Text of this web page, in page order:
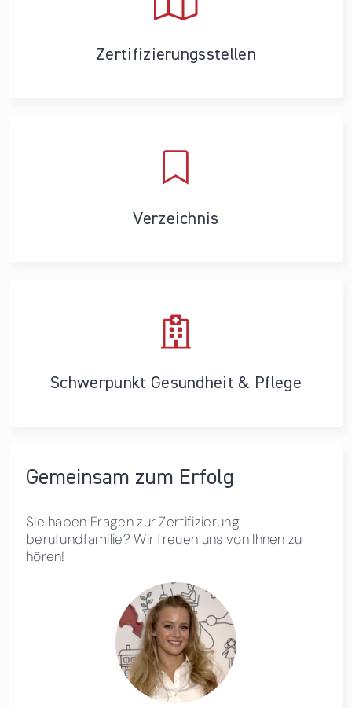
Zertifizierungs­stellen
Verzeichnis
Schwerpunkt Gesundheit & Pflege
Gemeinsam zum Erfolg
Sie haben Fragen zur Zertifizierung
berufundfamilie? Wir freuen uns von Ihnen zu
hören!